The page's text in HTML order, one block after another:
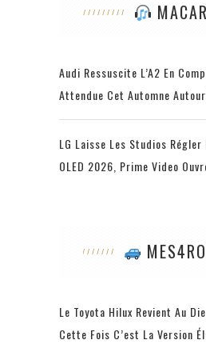
Audi Ressuscite L’A2 En
Attendue Cet Automne
LG Laisse Les Studios Régler
OLED 2026, Prime Video
Le Toyota Hilux Revient Au
Cette Fois C’est La Version